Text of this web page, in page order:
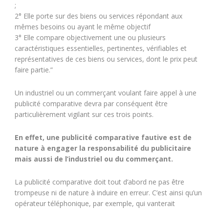
;
2° Elle porte sur des biens ou services répondant aux
mêmes besoins ou ayant le même objectif
3° Elle compare objectivement une ou plusieurs
caractéristiques essentielles, pertinentes, vérifiables et
représentatives de ces biens ou services, dont le prix peut
faire partie.”
Un industriel ou un commerçant voulant faire appel à une
publicité comparative devra par conséquent être
particulièrement vigilant sur ces trois points.
En effet, une publicité comparative fautive est de
nature à engager la responsabilité du publicitaire
mais aussi de l’industriel ou du commerçant.
La publicité comparative doit tout d’abord ne pas être
trompeuse ni de nature à induire en erreur. C’est ainsi qu’un
opérateur téléphonique, par exemple, qui vanterait